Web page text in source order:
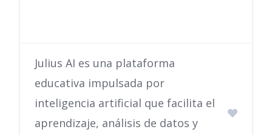
Julius AI es una plataforma
educativa impulsada por
inteligencia artificial que facilita el
aprendizaje, análisis de datos y